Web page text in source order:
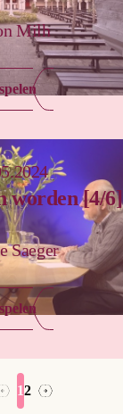
Milh
worden [4/6]
Saeger
12 →